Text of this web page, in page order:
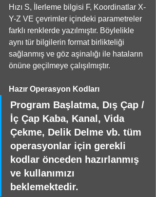
Hızı S, İlerleme bilgisi F, Koordinatlar X-
Y-Z VE çevrimler içindeki parametreler
farklı renklerde yazılmıştır. Böylelikle
aynı tür bilgilerin format birlikteliği
sağlanmış ve göz aşinalığı ile hataların
önüne geçilmeye çalışılmıştır.
Hazır Operasyon Kodları
Program Başlatma, Dış Çap /
İç Çap Kaba, Kanal, Vida
Çekme, Delik Delme vb. tüm
operasyonlar için gerekli
kodlar önceden hazırlanmış
ve kullanımızı
beklemektedir.